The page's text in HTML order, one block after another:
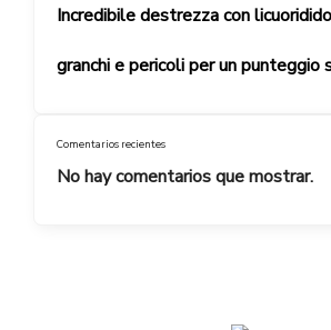
Incredibile destrezza con
granchi e pericoli per un punteggio
Comentarios recientes
No hay comentarios que mostrar.